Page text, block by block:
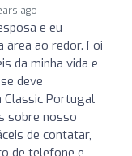
ago
e eu
ao redor. Foi
da minha vida e
deve
Classic Portugal
sobre nosso
de contatar,
de telefone e